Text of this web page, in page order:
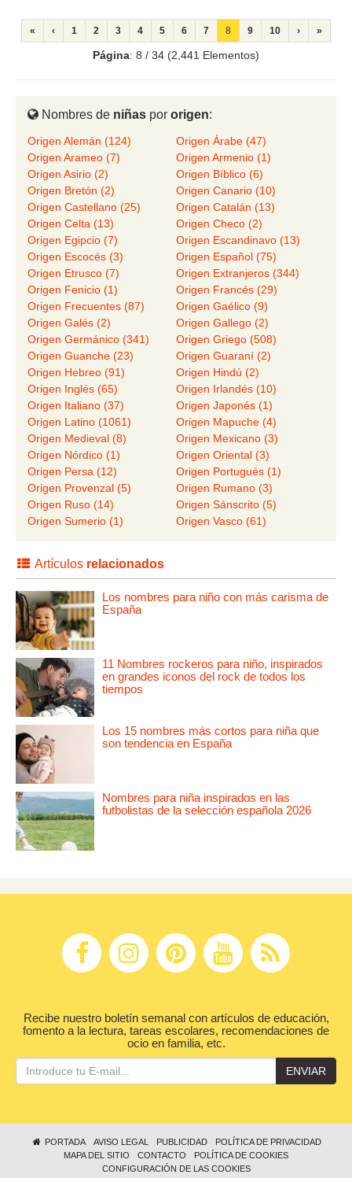
« ‹ 1 2 3 4 5 6 7 8 9 10 › »
Página: 8 / 34 (2,441 Elementos)
Nombres de niñas por origen:
Origen Alemán (124)
Origen Árabe (47)
Origen Arameo (7)
Origen Armenio (1)
Origen Asirio (2)
Origen Bíblico (6)
Origen Bretón (2)
Origen Canario (10)
Origen Castellano (25)
Origen Catalán (13)
Origen Celta (13)
Origen Checo (2)
Origen Egipcio (7)
Origen Escandinavo (13)
Origen Escocés (3)
Origen Español (75)
Origen Etrusco (7)
Origen Extranjeros (344)
Origen Fenicio (1)
Origen Francés (29)
Origen Frecuentes (87)
Origen Gaélico (9)
Origen Galés (2)
Origen Gallego (2)
Origen Germánico (341)
Origen Griego (508)
Origen Guanche (23)
Origen Guaraní (2)
Origen Hebreo (91)
Origen Hindú (2)
Origen Inglés (65)
Origen Irlandés (10)
Origen Italiano (37)
Origen Japonés (1)
Origen Latino (1061)
Origen Mapuche (4)
Origen Medieval (8)
Origen Mexicano (3)
Origen Nórdico (1)
Origen Oriental (3)
Origen Persa (12)
Origen Portugués (1)
Origen Provenzal (5)
Origen Rumano (3)
Origen Ruso (14)
Origen Sánscrito (5)
Origen Sumerio (1)
Origen Vasco (61)
Artículos relacionados
Los nombres para niño con más carisma de
España
11 Nombres rockeros para niño, inspirados
en grandes iconos del rock de todos los
tiempos
Los 15 nombres más cortos para niña que
son tendencia en España
Nombres para niña inspirados en las
futbolistas de la selección española 2026
Recibe nuestro boletín semanal con artículos de educación,
fomento a la lectura, tareas escolares, recomendaciones de
ocio en familia, etc.
ENVIAR
PORTADA AVISO LEGAL PUBLICIDAD
POLÍTICA DE PRIVACIDAD
MAPA DEL SITIO
CONTACTO
POLÍTICA DE COOKIES
CONFIGURACIÓN DE LAS COOKIES